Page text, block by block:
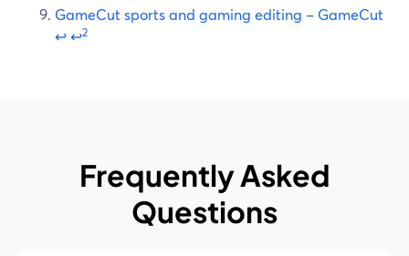
GameCut sports and gaming editing – GameCut
↩↩2
Frequently Asked
Questions